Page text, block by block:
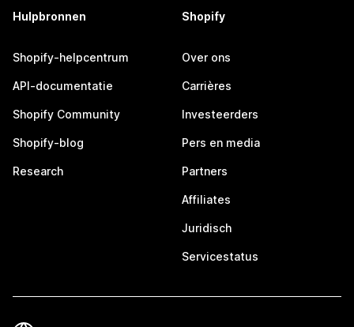
Hulpbronnen
Shopify-helpcentrum
API-documentatie
Shopify Community
Shopify-blog
Research
Shopify
Over ons
Carrières
Investeerders
Pers en media
Partners
Affiliates
Juridisch
Servicestatus